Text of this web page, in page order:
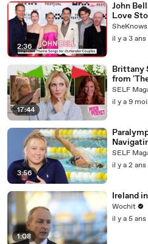
2:36
John
Love
Jones
SheKnows
il y a 3 ans
17:44
Brittany
from
Perfect'
SELF
il y a 9
3:56
SELF
il y a 2 ans
1:08
Ireland
Wochit
il y a 5 ans